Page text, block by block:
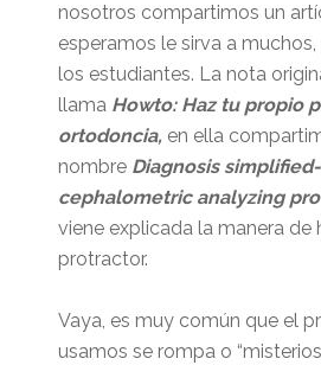
nosotros compartimos un
esperamos le sirva a
los estudiantes. La nota
llama Howto: Haz tu propio
ortodoncia,en ella
nombre Diagnosis
cephalometric analyzing
viene explicada la manera de
protractor.
Vaya, es muy común que el
usamos se rompa o